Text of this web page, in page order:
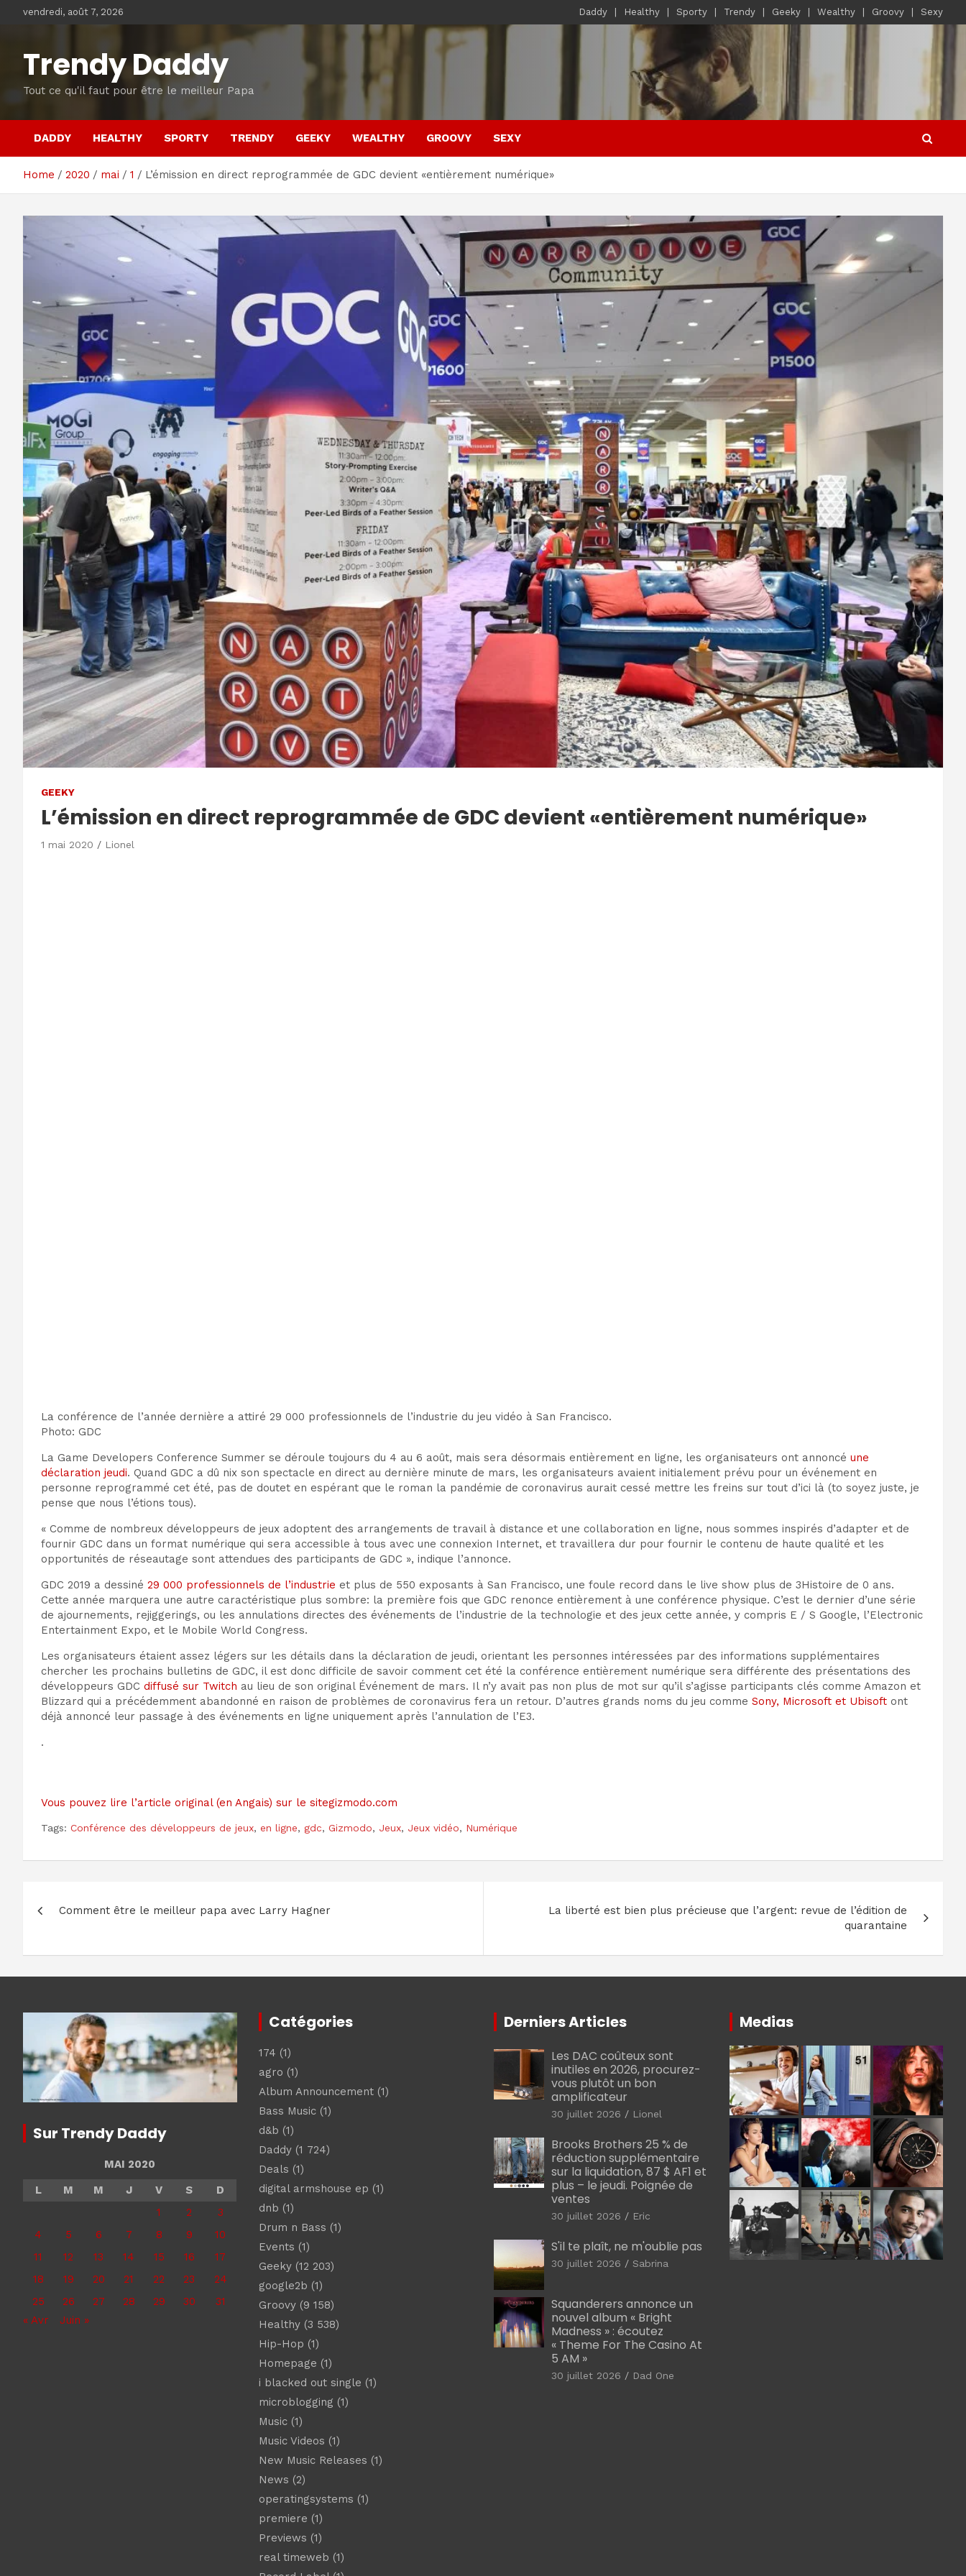
vendredi, août 7, 2026 Daddy Healthy Sporty Trendy Geeky Wealthy Groovy Sexy
Trendy Daddy
Tout ce qu'il faut pour être le meilleur Papa
DADDY HEALTHY SPORTY TRENDY GEEKY WEALTHY GROOVY SEXY
Home 2020 mai 1 L’émission en direct reprogrammée de GDC devient «entièrement numérique»
GEEKY
L’émission en direct reprogrammée de GDC devient «entièrement numérique»
1 mai 2020 Lionel
La conférence de l’année dernière a attiré 29 000 professionnels de l’industrie du jeu vidéo à San Francisco.
Photo: GDC
La Game Developers Conference Summer se déroule toujours du 4 au 6 août, mais sera désormais entièrement en ligne, les organisateurs ont annoncé une
déclaration jeudi. Quand GDC a dû nix son spectacle en direct au dernière minute de mars, les organisateurs avaient initialement prévu pour un événement en
personne reprogrammé cet été, pas de doutet en espérant que le roman la pandémie de coronavirus aurait cessé mettre les freins sur tout d’ici là (to soyez juste, je
pense que nous l’étions tous).
« Comme de nombreux développeurs de jeux adoptent des arrangements de travail à distance et une collaboration en ligne, nous sommes inspirés d’adapter et de
fournir GDC dans un format numérique qui sera accessible à tous avec une connexion Internet, et travaillera dur pour fournir le contenu de haute qualité et les
opportunités de réseautage sont attendues des participants de GDC », indique l’annonce.
GDC 2019 a dessiné 29 000 professionnels de l’industrie et plus de 550 exposants à San Francisco, une foule record dans le live show plus de 3Histoire de 0 ans.
Cette année marquera une autre caractéristique plus sombre: la première fois que GDC renonce entièrement à une conférence physique. C’est le dernier d’une série
de ajournements, rejiggerings, ou les annulations directes des événements de l’industrie de la technologie et des jeux cette année, y compris E / S Google, l’Electronic
Entertainment Expo, et le Mobile World Congress.
Les organisateurs étaient assez légers sur les détails dans la déclaration de jeudi, orientant les personnes intéressées par des informations supplémentaires
chercher les prochains bulletins de GDC, il est donc difficile de savoir comment cet été la conférence entièrement numérique sera différente des présentations des
développeurs GDC diffusé sur Twitch au lieu de son original Événement de mars. Il n’y avait pas non plus de mot sur qu’il s’agisse participants clés comme Amazon et
Blizzard qui a précédemment abandonné en raison de problèmes de coronavirus fera un retour. D’autres grands noms du jeu comme Sony, Microsoft et Ubisoft ont
déjà annoncé leur passage à des événements en ligne uniquement après l’annulation de l’E3.
.
Vous pouvez lire l’article original (en Angais) sur le sitegizmodo.com
Tags: Conférence des développeurs de jeux, en ligne, gdc, Gizmodo, Jeux, Jeux vidéo, Numérique
de
l’article
Comment être le meilleur papa avec Larry Hagner
La liberté est bien plus précieuse que l’argent: revue de l’édition de
quarantaine
Sur Trendy Daddy
MAI 2020
L
M M J V S
D
1
2
3
4
5 6 7 8 9
10
11
12 13 14 15 16
17
18
19 20 21 22 23
24
25
26 27 28 29 30
31
« Avr
Juin »
Catégories
174 (1)
agro (1)
Album Announcement(1)
Bass Music(1)
d&b (1)
Daddy(1 724)
Deals (1)
digital armshouse ep (1)
dnb (1)
Drum n Bass (1)
Events (1)
Geeky(12 203)
google2b (1)
Groovy(9 158)
Healthy(3 538)
Hip-Hop (1)
Homepage (1)
i blacked out single (1)
microblogging (1)
Music(1)
Music Videos (1)
New Music Releases (1)
News (2)
operatingsystems (1)
premiere (1)
Previews (1)
real timeweb (1)
Derniers Articles
Les DAC coûteux sont
inutiles en 2026, procurez-
vous plutôt un bon
amplificateur
30 juillet 2026 Lionel
Brooks Brothers 25 % de
réduction supplémentaire
sur la liquidation, 87 $ AF1 et
plus – le jeudi. Poignée de
ventes
30 juillet 2026 Eric
S'il te plaît, ne m'oublie pas
30 juillet 2026 Sabrina
Squanderers annonce un
nouvel album « Bright
Madness » : écoutez
« Theme For The Casino At
5 AM »
30 juillet 2026 Dad One
Medias